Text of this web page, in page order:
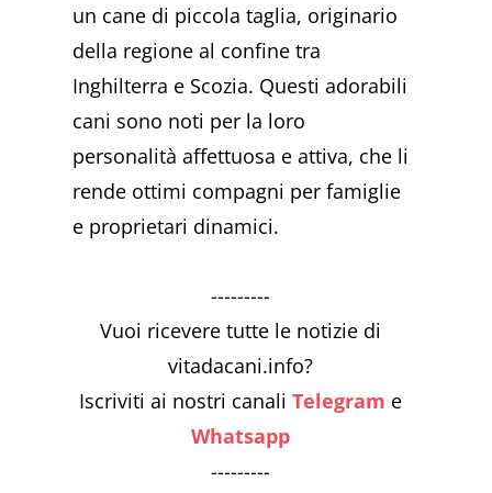
un cane di piccola taglia, originario
della regione al confine tra
Inghilterra e Scozia. Questi adorabili
cani sono noti per la loro
personalità affettuosa e attiva, che li
rende ottimi compagni per famiglie
e proprietari dinamici.
---------
Vuoi ricevere tutte le notizie di
vitadacani.info?
Iscriviti ai nostri canaliTelegram e
Whatsapp
---------